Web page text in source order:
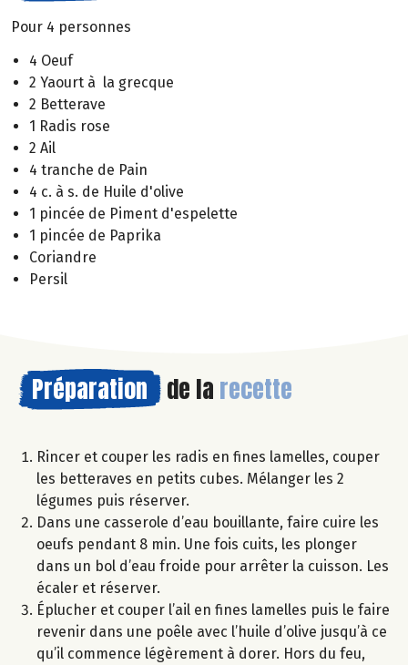
Pour 4 personnes
4 Oeuf
2 Yaourt à la grecque
2 Betterave
1 Radis rose
2 Ail
4 tranche de Pain
4 c. à s. de Huile d'olive
1 pincée de Piment d'espelette
1 pincée de Paprika
Coriandre
Persil
Préparation de la recette
Rincer et couper les radis en fines lamelles, couper
les betteraves en petits cubes. Mélanger les 2
légumes puis réserver.
Dans une casserole d’eau bouillante, faire cuire les
oeufs pendant 8 min. Une fois cuits, les plonger
dans un bol d’eau froide pour arrêter la cuisson. Les
écaler et réserver.
Éplucher et couper l’ail en fines lamelles puis le faire
revenir dans une poêle avec l’huile d’olive jusqu’à ce
qu’il commence légèrement à dorer. Hors du feu,